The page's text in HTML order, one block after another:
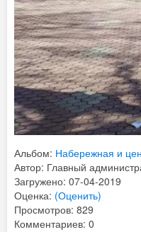
Альбом: Набережная и
Автор: Главный
Загружено: 07-04-2019
Оценка: (Оценить)
Просмотров: 829
Комментариев: 0